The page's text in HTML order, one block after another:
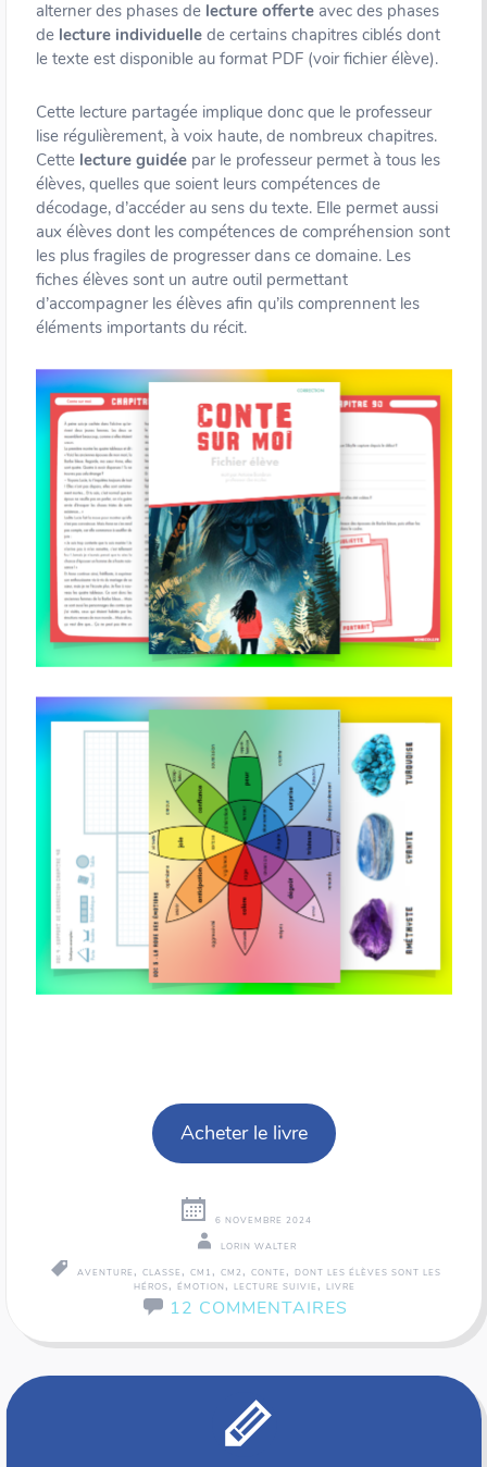
alterner des phases de lecture offerte avec des phases
de lecture individuelle de certains chapitres ciblés dont
le texte est disponible au format PDF (voir fichier élève).
Cette lecture partagée implique donc que le professeur
lise régulièrement, à voix haute, de nombreux chapitres.
Cette lecture guidée par le professeur permet à tous les
élèves, quelles que soient leurs compétences de
décodage, d’accéder au sens du texte. Elle permet aussi
aux élèves dont les compétences de compréhension sont
les plus fragiles de progresser dans ce domaine. Les
fiches élèves sont un autre outil permettant
d’accompagner les élèves afin qu’ils comprennent les
éléments importants du récit.
Acheter le livre
6 NOVEMBRE 2024
LORIN WALTER
AVENTURE , CLASSE , CM1 , CM2 , CONTE , DONT LES ÉLÈVES SONT LES
HÉROS, ÉMOTION , LECTURE SUIVIE , LIVRE
12 COMMENTAIRES